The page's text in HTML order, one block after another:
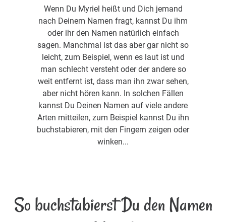
Wenn Du Myriel heißt und Dich jemand
nach Deinem Namen fragt, kannst Du ihm
oder ihr den Namen natürlich einfach
sagen. Manchmal ist das aber gar nicht so
leicht, zum Beispiel, wenn es laut ist und
man schlecht versteht oder der andere so
weit entfernt ist, dass man ihn zwar sehen,
aber nicht hören kann. In solchen Fällen
kannst Du Deinen Namen auf viele andere
Arten mitteilen, zum Beispiel kannst Du ihn
buchstabieren, mit den Fingern zeigen oder
winken...
So buchstabierst Du den Namen